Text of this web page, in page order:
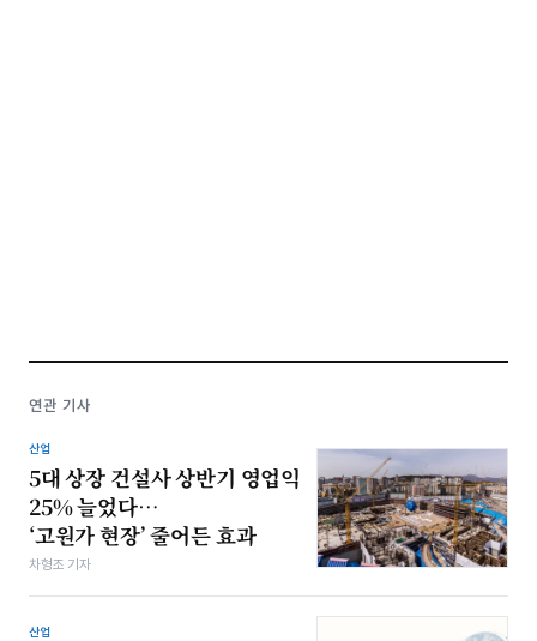
연관 기사
산업
5대 상장 건설사 상반기 영업익
25% 늘었다…
‘고원가 현장’ 줄어든 효과
차형조 기자
산업